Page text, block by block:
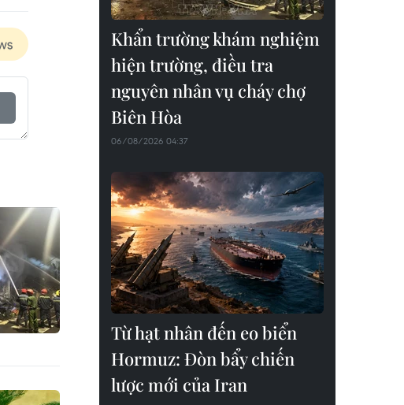
Khẩn trường khám nghiệm
hiện trường, điều tra
nguyên nhân vụ cháy chợ
Biên Hòa
06/08/2026 04:37
Từ hạt nhân đến eo biển
Hormuz: Đòn bẩy chiến
lược mới của Iran